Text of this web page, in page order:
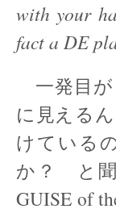
with your
fact a DE
一発目が
に見える
けている
か？ と聞
GUISE of